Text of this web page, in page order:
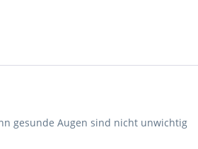
gesunde Augen sind nicht unwichtig